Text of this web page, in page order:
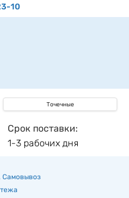
10
Точечные
Срок поставки:
1-3 рабочих дня
Самовывоз